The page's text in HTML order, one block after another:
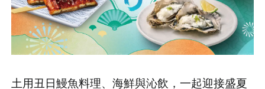
土用丑日鰻魚料理、海鮮與沁飲，一起迎接盛夏